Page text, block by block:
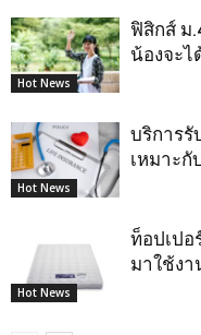
Hot News
ฟิสิกส์ ม
น้องจะไ
Hot News
บริการ
เหมาะกั
Hot News
ท็อปเปอ
มาใช้งา